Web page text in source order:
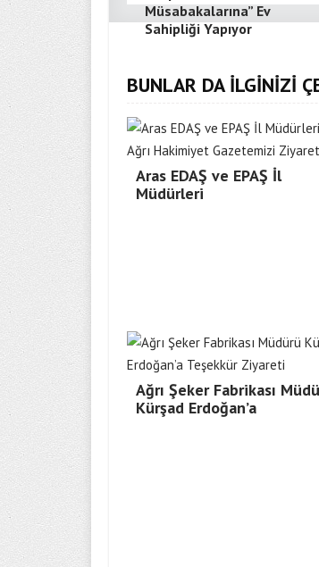
Müsabakalarına” Ev
Sahipliği Yapıyor
BUNLAR DA İLGİNİZİ
Aras EDAŞ ve EPAŞ İl
Müdürleri
Ağrı Şeker Fabrikası
Kürşad Erdoğan’a